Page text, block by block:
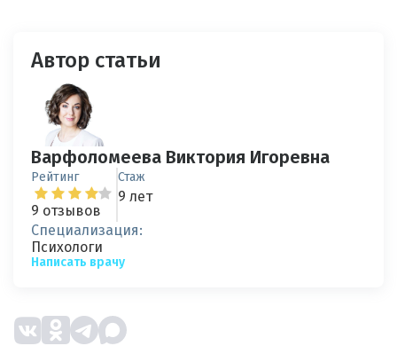
Автор статьи
Варфоломеева Виктория Игоревна
Рейтинг
9 отзывов
Стаж
9 лет
Специализация:
Психологи
Написать врачу